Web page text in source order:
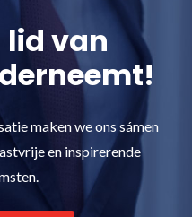
lid van
maken we ons sámen
en inspirerende